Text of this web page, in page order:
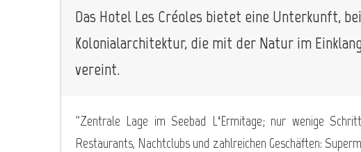
Das Hotel Les Créoles bietet eine Unterkunft,
Kolonialarchitektur, die mit der Natur im
vereint.
"Zentrale Lage im Seebad L‘Ermitage; nur wenige
Restaurants, Nachtclubs und zahlreichen Geschäften: